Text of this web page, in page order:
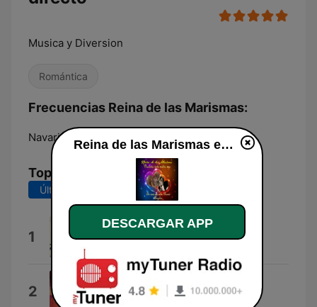
Musica y Diversion
Romántica
Frecuencias Reina de las Marismas:
Navaridas: Online
Top Canciones
Últimos 7 días Últimos 30 días
1 128 Kbps (1999)
2 Ojala Que Te Vaya Bonito
Margie Bermejo
Reina de las Marismas en vivo
DESCARGAR APP